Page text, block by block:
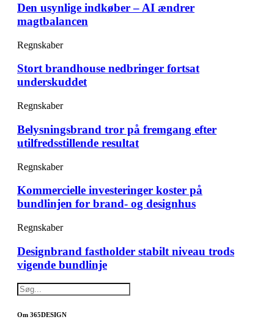
Den usynlige indkøber – AI ændrer
magtbalancen
Regnskaber
Stort brandhouse nedbringer fortsat
underskuddet
Regnskaber
Belysningsbrand tror på fremgang efter
utilfredsstillende resultat
Regnskaber
Kommercielle investeringer koster på
bundlinjen for brand- og designhus
Regnskaber
Designbrand fastholder stabilt niveau trods
vigende bundlinje
Om 365DESIGN